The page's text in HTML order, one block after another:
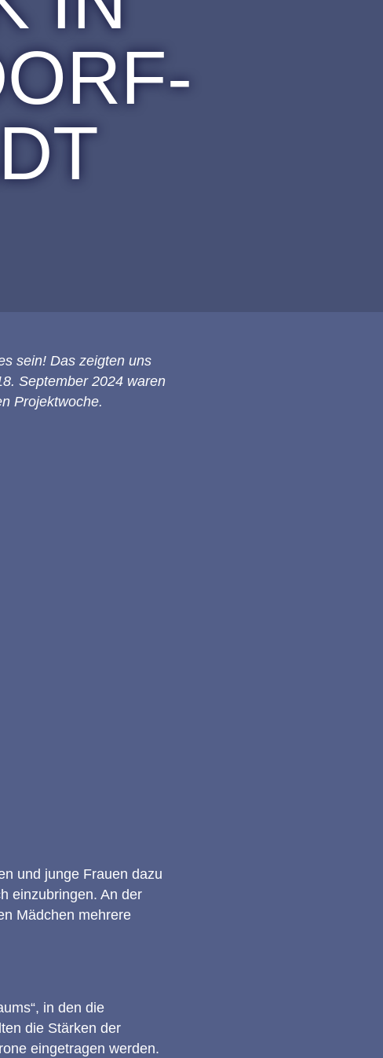
sein! Das zeigten uns
September 2024 waren
Projektwoche.
und junge Frauen dazu
einzubringen. An der
Mädchen mehrere
in den die
die Stärken der
eingetragen werden.